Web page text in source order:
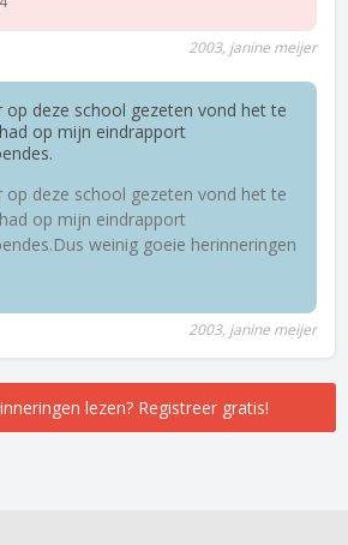
2003, janine meijer
op deze school gezeten vond het te
op mijn eindrapport
op deze school gezeten vond het te
op mijn eindrapport
weinig goeie herinneringen
2003, janine meijer
lezen? Registreer gratis!